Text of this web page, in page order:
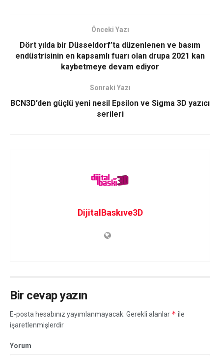
Önceki Yazı
Dört yılda bir Düsseldorf’ta düzenlenen ve basım
endüstrisinin en kapsamlı fuarı olan drupa 2021 kan
kaybetmeye devam ediyor
Sonraki Yazı
BCN3D’den güçlü yeni nesil Epsilon ve Sigma 3D yazıcı
serileri
DijitalBaskıve3D
Bir cevap yazın
E-posta hesabınız yayımlanmayacak. Gerekli alanlar * ile
işaretlenmişlerdir
Yorum